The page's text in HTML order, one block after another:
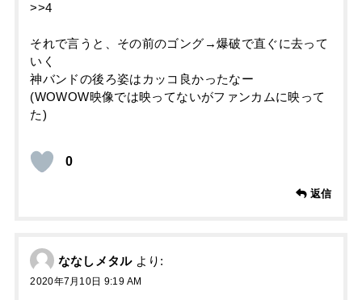
>>4
それで言うと、その前のゴング→爆破で直ぐに去って
いく
神バンドの後ろ姿はカッコ良かったなー
(WOWOW映像では映ってないがファンカムに映って
た)
0
返信
ななしメタル より:
2020年7月10日 9:19 AM